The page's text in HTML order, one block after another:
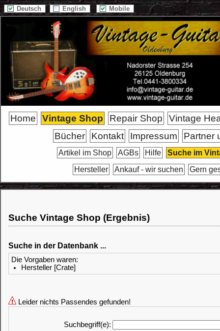
Deutsch English Mobile
Home Vintage Shop Repair Shop
Vintage
Bücher
Kontakt Impressum Partner
Artikel im Shop AGBs Hilfe
Suche im
Hersteller
Ankauf - wir suchen Gern
Suche Vintage Shop (Ergebnis)
Suche in der Datenbank ...
Die Vorgaben waren:
Hersteller [Crate]
Leider nichts Passendes gefunden!
Suchbegriff(e):